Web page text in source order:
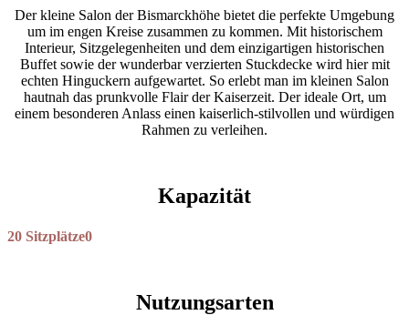
Der kleine Salon der Bismarckhöhe bietet die perfekte Umgebung
um im engen Kreise zusammen zu kommen. Mit historischem
Interieur, Sitzgelegenheiten und dem einzigartigen historischen
Buffet sowie der wunderbar verzierten Stuckdecke wird hier mit
echten Hinguckern aufgewartet. So erlebt man im kleinen Salon
hautnah das prunkvolle Flair der Kaiserzeit. Der ideale Ort, um
einem besonderen Anlass einen kaiserlich-stilvollen und würdigen
Rahmen zu verleihen.
Kapazität
20 Sitzplätze0
Nutzungsarten